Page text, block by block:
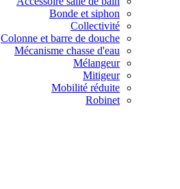
Bonde et siphon
Collectivité
Colonne et barre de douche
Mécanisme chasse d'eau
Mélangeur
Mitigeur
Mobilité réduite
Robinet